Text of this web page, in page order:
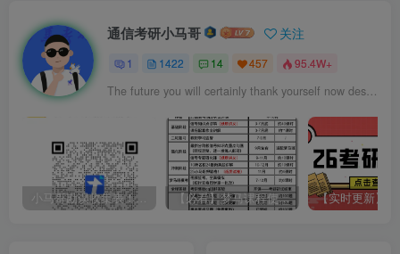
通信考研小马哥 关注
1 1422 14 457 95.4W+
The future you will certainly thank yourself now desperately.
小马哥勘误收集表！感谢您的支持！ 【必看】梦马课程使用方法！